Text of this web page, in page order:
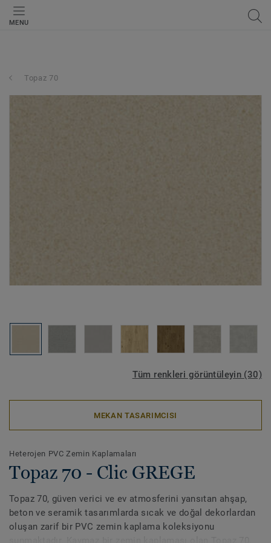
MENU
Topaz 70
Tüm renkleri görüntüleyin (30)
MEKAN TASARIMCISI
Heterojen PVC Zemin Kaplamaları
Topaz 70 - Clic GREGE
Topaz 70, güven verici ve ev atmosferini yansıtan ahşap,
beton ve seramik tasarımlarda sıcak ve doğal dekorlardan
oluşan zarif bir PVC zemin kaplama koleksiyonu